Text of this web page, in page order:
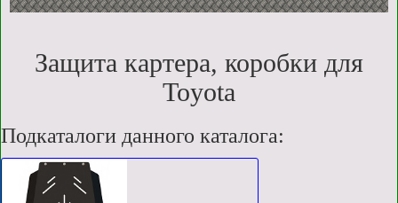
Защита картера, коробки для
Toyota
Подкаталоги данного каталога: